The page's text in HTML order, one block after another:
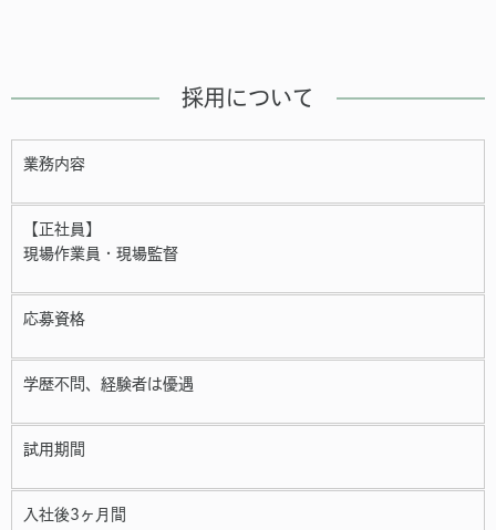
採用について
業務内容
【正社員】
現場作業員・現場監督
応募資格
学歴不問、経験者は優遇
試用期間
入社後3ヶ月間